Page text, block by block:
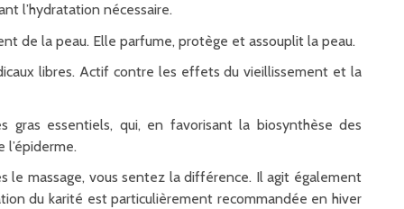
l’hydratation nécessaire.
de la peau. Elle parfume, protège et assouplit la peau.
libres. Actif contre les effets du vieillissement et la
essentiels, qui, en favorisant la biosynthèse des
le massage, vous sentez la différence. Il agit également
du karité est particulièrement recommandée en hiver